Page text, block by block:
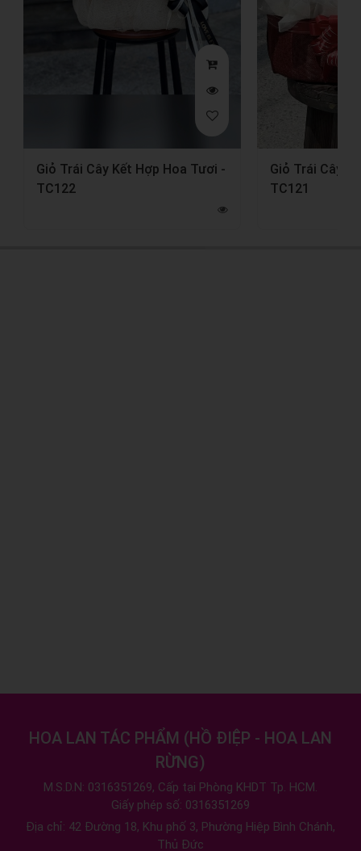
Giỏ Trái Cây Kết Hợp Hoa Tươi -
TC122
Giỏ Trái Cây
TC121
HOA LAN TÁC PHẨM (HỒ ĐIỆP - HOA LAN
RỪNG)
M.S.D.N: 0316351269, Cấp tại Phòng KHDT Tp. HCM.
Giấy phép số: 0316351269
Địa chỉ: 42 Đường 18, Khu phố 3, Phường Hiệp Bình Chánh,
Thủ Đức